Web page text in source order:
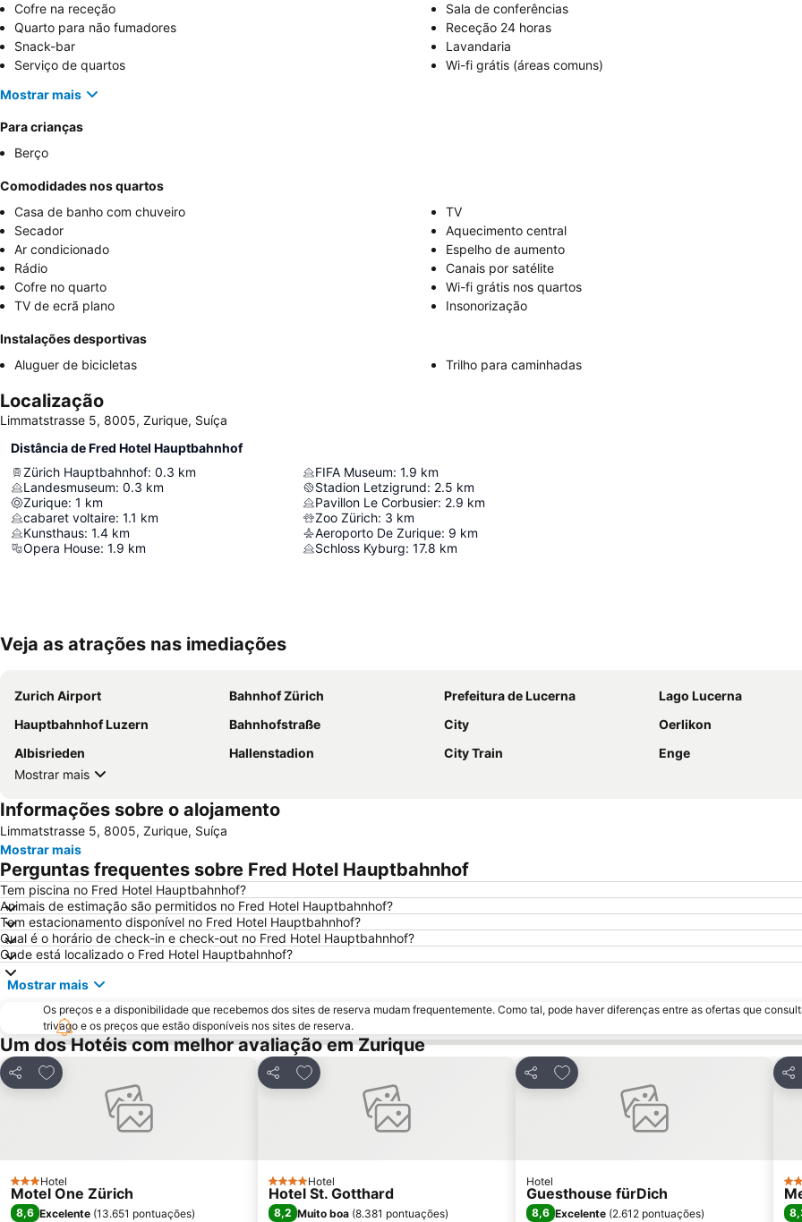
Cofre na receção
Sala de conferências
Quarto para não fumadores
Receção 24 horas
Snack-bar
Lavandaria
Serviço de quartos
Wi-fi grátis (áreas comuns)
Mostrar mais
Para crianças
Berço
Comodidades nos quartos
Casa de banho com chuveiro
TV
Secador
Aquecimento central
Ar condicionado
Espelho de aumento
Rádio
Canais por satélite
Cofre no quarto
Wi-fi grátis nos quartos
TV de ecrã plano
Insonorização
Instalações desportivas
Aluguer de bicicletas
Trilho para caminhadas
Localização
Limmatstrasse 5, 8005, Zurique, Suíça
Distância de Fred Hotel Hauptbahnhof
Zürich Hauptbahnhof: 0.3 km
Landesmuseum: 0.3 km
Zurique: 1 km
cabaret voltaire: 1.1 km
Kunsthaus: 1.4 km
Opera House: 1.9 km
FIFA Museum: 1.9 km
Stadion Letzigrund: 2.5 km
Pavillon Le Corbusier: 2.9 km
Zoo Zürich: 3 km
Aeroporto De Zurique: 9 km
Schloss Kyburg: 17.8 km
Veja as atrações nas imediações
Zurich Airport Bahnhof Zürich Prefeitura de Lucerna
Lago Lucerna
Hauptbahnhof Luzern
Bahnhofstraße City
Oerlikon
Albisrieden
Hallenstadion City Train
Enge
Mostrar mais
Informações sobre o alojamento
Limmatstrasse 5, 8005, Zurique, Suíça
Mostrar mais
Perguntas frequentes sobre Fred Hotel Hauptbahnhof
Tem piscina no Fred Hotel Hauptbahnhof?
Animais de estimação são permitidos no Fred Hotel Hauptbahnhof?
Tem estacionamento disponível no Fred Hotel Hauptbahnhof?
Qual é o horário de check-in e check-out no Fred Hotel Hauptbahnhof?
Onde está localizado o Fred Hotel Hauptbahnhof?
Mostrar mais
Os preços e a disponibilidade que recebemos dos sites de reserva mudam frequentemente. Como tal, pode haver diferenças entre as ofertas que
trivago e os preços que estão disponíveis nos sites de reserva.
Um dos Hotéis com melhor avaliação em Zurique
Partilhar
Adicionar aos favoritos
3 Estrelas
Hotel
Motel One Zürich
8,6 Excelente (13.651 pontuações)
Partilhar
Adicionar aos favoritos
4 Estrelas
Hotel
Hotel St. Gotthard
8,2 Muito boa (8.381 pontuações)
Partilhar
Adicionar aos favoritos
Hotel
Guesthouse fürDich
8,6 Excelente (2.612 pontuações)
4